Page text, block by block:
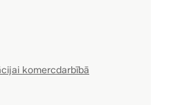
komercdarbībā